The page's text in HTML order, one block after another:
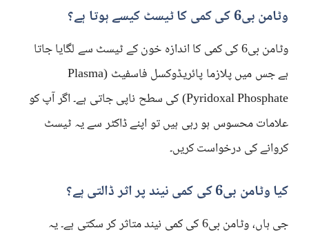
وٹامن بی6 کی کمی کا ٹیسٹ کیسے ہوتا ہے؟
وٹامن بی6 کی کمی کا اندازہ خون کے ٹیسٹ سے لگایا جاتا
ہے جس میں پلازما پائریڈوکسل فاسفیٹ (Plasma
Pyridoxal Phosphate) کی سطح ناپی جاتی ہے۔ اگر آپ کو
علامات محسوس ہو رہی ہیں تو اپنے ڈاکٹر سے یہ ٹیسٹ
کروانے کی درخواست کریں۔
کیا وٹامن بی6 کی کمی نیند پر اثر ڈالتی ہے؟
جی ہاں، وٹامن بی6 کی کمی نیند متاثر کر سکتی ہے۔ یہ